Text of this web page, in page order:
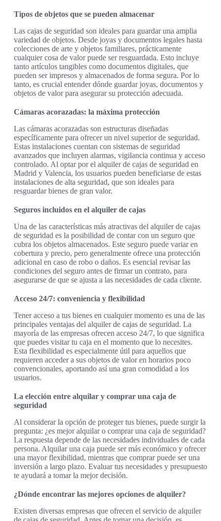
Tipos de objetos que se pueden almacenar
Las cajas de seguridad son ideales para guardar una amplia
variedad de objetos. Desde joyas y documentos legales hasta
colecciones de arte y objetos familiares, prácticamente
cualquier cosa de valor puede ser resguardada. Esto incluye
tanto artículos tangibles como documentos digitales, que
pueden ser impresos y almacenados de forma segura. Por lo
tanto, es crucial entender dónde guardar joyas, documentos y
objetos de valor para asegurar su protección adecuada.
Cámaras acorazadas: la máxima protección
Las cámaras acorazadas son estructuras diseñadas
específicamente para ofrecer un nivel superior de seguridad.
Estas instalaciones cuentan con sistemas de seguridad
avanzados que incluyen alarmas, vigilancia continua y acceso
controlado. Al optar por el alquiler de cajas de seguridad en
Madrid y Valencia, los usuarios pueden beneficiarse de estas
instalaciones de alta seguridad, que son ideales para
resguardar bienes de gran valor.
Seguros incluidos en el alquiler de cajas
Una de las características más atractivas del alquiler de cajas
de seguridad es la posibilidad de contar con un seguro que
cubra los objetos almacenados. Este seguro puede variar en
cobertura y precio, pero generalmente ofrece una protección
adicional en caso de robo o daños. Es esencial revisar las
condiciones del seguro antes de firmar un contrato, para
asegurarse de que se ajusta a las necesidades de cada cliente.
Acceso 24/7: conveniencia y flexibilidad
Tener acceso a tus bienes en cualquier momento es una de las
principales ventajas del alquiler de cajas de seguridad. La
mayoría de las empresas ofrecen acceso 24/7, lo que significa
que puedes visitar tu caja en el momento que lo necesites.
Esta flexibilidad es especialmente útil para aquellos que
requieren acceder a sus objetos de valor en horarios poco
convencionales, aportando así una gran comodidad a los
usuarios.
La elección entre alquilar y comprar una caja de
seguridad
Al considerar la opción de proteger tus bienes, puede surgir la
pregunta: ¿es mejor alquilar o comprar una caja de seguridad?
La respuesta depende de las necesidades individuales de cada
persona. Alquilar una caja puede ser más económico y ofrecer
una mayor flexibilidad, mientras que comprar puede ser una
inversión a largo plazo. Evaluar tus necesidades y presupuesto
te ayudará a tomar la mejor decisión.
¿Dónde encontrar las mejores opciones de alquiler?
Existen diversas empresas que ofrecen el servicio de alquiler